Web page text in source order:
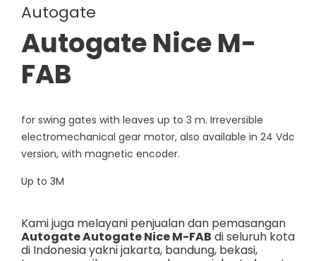
Autogate
Autogate Nice M-
FAB
for swing gates with leaves up to 3 m. Irreversible
electromechanical gear motor, also available in 24 Vdc
version, with magnetic encoder.
Up to 3M
Kami juga melayani penjualan dan pemasangan
Autogate Autogate Nice M-FAB di seluruh kota
di Indonesia yaknijakarta, bandung, bekasi,